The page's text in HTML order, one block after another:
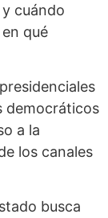
cuándo
qué
democráticos
a la
los canales
busca